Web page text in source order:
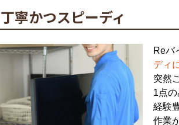
丁寧かつスピーディ
Reバ
ディ
突然
1点の
経験
作業